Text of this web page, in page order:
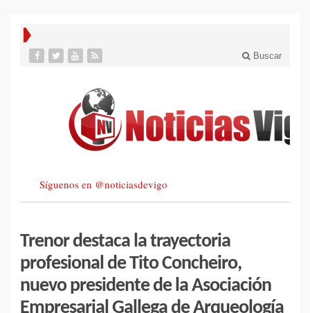
Buscar
Síguenos en @noticiasdevigo
Trenor destaca la trayectoria
profesional de Tito Concheiro,
nuevo presidente de la Asociación
Empresarial Gallega de Arqueología